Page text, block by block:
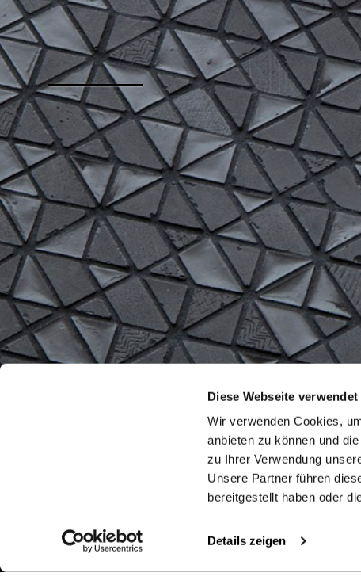
Diese Webseite
Wir verwenden Cookies,
anbieten zu können und
zu Ihrer Verwendung
Unsere Partner führen
bereitgestellt haben oder
Details zeigen